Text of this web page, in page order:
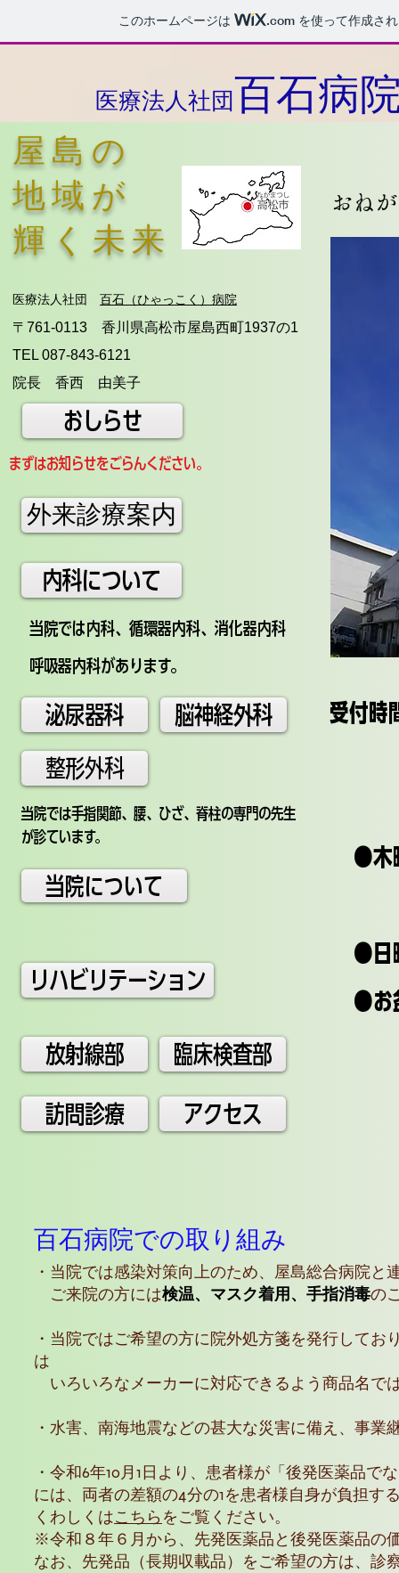
このホームページは .com を使って作成さ
医療法人社団百石
屋島の
地域が
輝く未来
おね
医療法人社団 百石（ひゃっこく）病院
〒761-0113 香川県高松市屋島西町1937の1
TEL 087-843-6121
​院長 香西 由美子
おしらせ
まずはお知らせをごらんください。
外来診療案内
内科について
当院では内科、循環器内科、消化器内科
呼吸器内科があります。
泌尿器科 脳神経外科
整形外科
​当院では手指関節、腰、ひざ、脊柱の専門の先生
が診ています。
当院について
リハビリテーション
放射線部 臨床検査部
訪問診療 アクセス
受付時
●木
●日
●お
百石病院での取り組み
・当院では感染対策向上のため、屋島総合病院
ご来院の方には検温、マスク着用、手指消毒の
・当院ではご希望の方に院外処方箋を発行して
は
いろいろなメーカーに対応できるよう商品名で
・水害、南海地震などの甚大な災害に備え、事
・令和6年10月1日より、患者様が「後発医薬品
には、両者の差額の4分の1を患者様自身が負担す
くわしくはこちら をご覧ください。
※令和８年６月から、先発医薬品と後発医薬品の
なお、先発品（長期収載品）をご希望の方は、診